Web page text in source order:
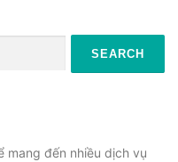
mang đến nhiều dịch vụ